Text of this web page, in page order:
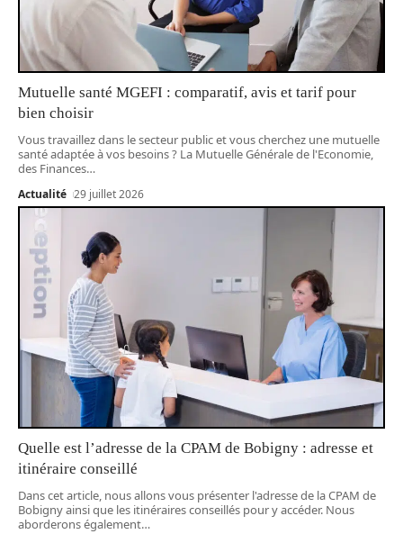
Mutuelle santé MGEFI : comparatif, avis et tarif pour
bien choisir
Vous travaillez dans le secteur public et vous cherchez une mutuelle
santé adaptée à vos besoins ? La Mutuelle Générale de l'Economie,
des Finances…
Actualité 29 juillet 2026
Quelle est l’adresse de la CPAM de Bobigny : adresse et
itinéraire conseillé
Dans cet article, nous allons vous présenter l'adresse de la CPAM de
Bobigny ainsi que les itinéraires conseillés pour y accéder. Nous
aborderons également…